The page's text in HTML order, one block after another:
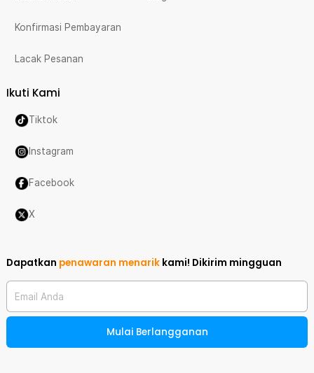
Konfirmasi Pembayaran
Lacak Pesanan
Ikuti Kami
Tiktok
Instagram
Facebook
X
Dapatkan penawaran menarik kami! Dikirim mingguan
Email Anda
Mulai Berlangganan